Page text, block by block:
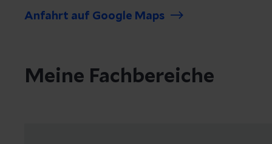
Anfahrt auf Google Maps
Meine Fachbereiche